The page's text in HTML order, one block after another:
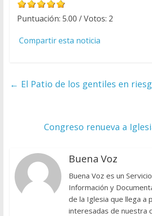
Puntuación: 5.00 / Votos: 2
Compartir esta noticia
← El Patio de los gentiles en
Congreso renueva a
Buena Voz
Buena Voz es un
Información y
de la Iglesia que llega a
interesadas de nuestra